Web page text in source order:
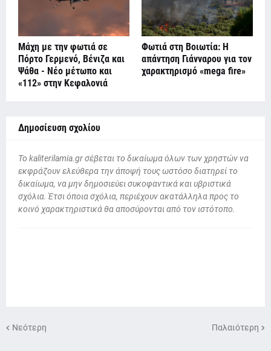
Μάχη με την φωτιά σε
Πόρτο Γερμενό, Βένιζα και
Ψάθα - Νέο μέτωπο και
«112» στην Κεφαλονιά
Φωτιά στη Βοιωτία: Η
απάντηση Γιάνναρου για τον
χαρακτηρισμό «mega fire»
Δημοσίευση σχολίου
To kaliterilamia.gr σέβεται το δικαίωμα όλων των χρηστών να
εκφράζουν ελεύθερα την άποψή τους ωστόσο διατηρεί το
δικαίωμα, να μην δημοσιεύει συκοφαντικά και υβριστικά
σχόλια. Έτσι όποια σχόλια, περιέχουν ακατάλληλα προς το
κοινό χαρακτηριστικά θα αποσύρονται από τον ιστότοπο.
Νεότερη Παλαιότερη